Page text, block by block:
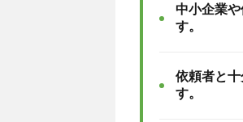
中小企業
す。
依頼者と
す。